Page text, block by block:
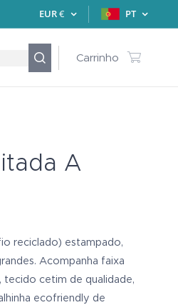
EUR€ PT
Carrinho
A
reciclado) estampado,
Acompanha faixa
tecido cetim de qualidade,
ecofriendly de